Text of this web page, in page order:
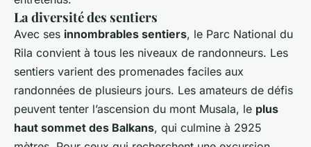
La diversité des sentiers
Avec ses innombrables sentiers, le Parc National du
Rila convient à tous les niveaux de randonneurs. Les
sentiers varient des promenades faciles aux
randonnées de plusieurs jours. Les amateurs de défis
peuvent tenter l’ascension du mont Musala, le plus
haut sommet des Balkans, qui culmine à 2925